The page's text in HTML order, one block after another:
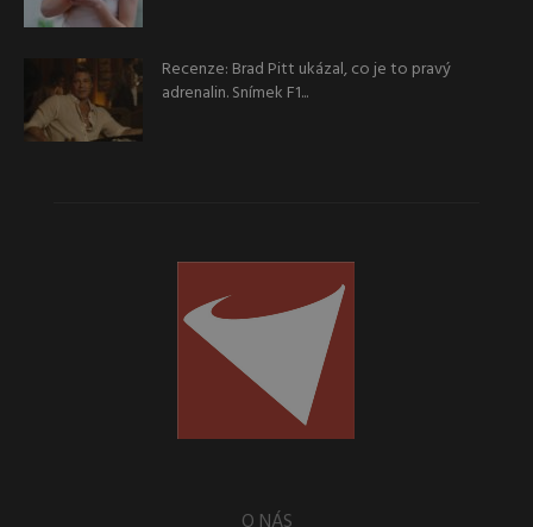
Recenze: Brad Pitt ukázal, co je to pravý
adrenalin. Snímek F1...